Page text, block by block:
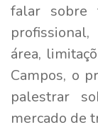
falar sobre
área,
Campos, o
palestrar
mercado de